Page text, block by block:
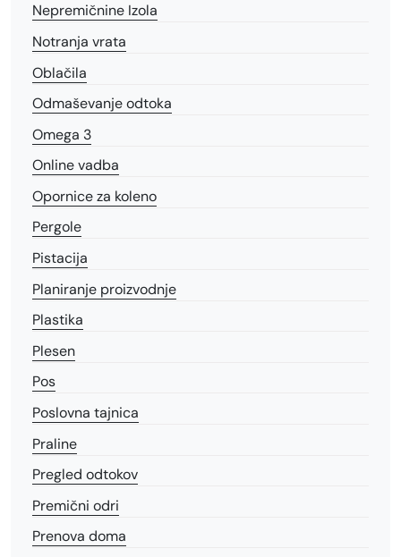
Nepremičnine Izola
Notranja vrata
Oblačila
Odmaševanje odtoka
Omega 3
Online vadba
Opornice za koleno
Pergole
Pistacija
Planiranje proizvodnje
Plastika
Plesen
Pos
Poslovna tajnica
Praline
Pregled odtokov
Premični odri
Prenova doma